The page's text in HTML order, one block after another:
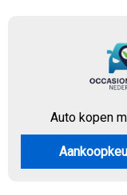
Auto kopen